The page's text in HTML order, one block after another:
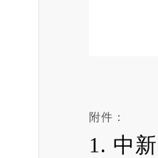
附件：
1. 中